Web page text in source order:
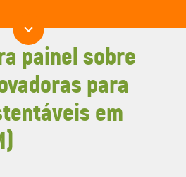
painel sobre
para
em